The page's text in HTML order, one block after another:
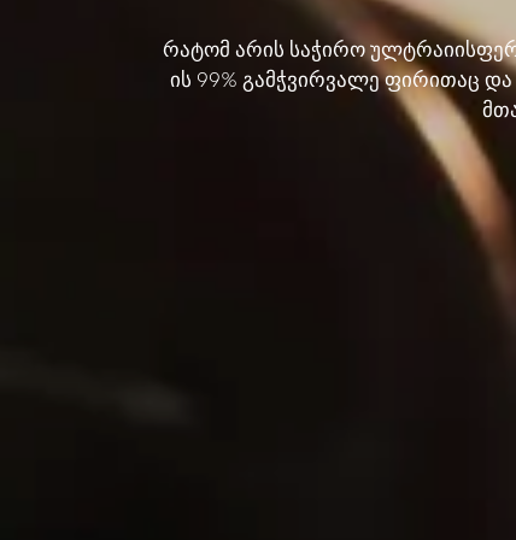
რატომ არის საჭირო
ის 99% გამჭვირვალე ფირითაც